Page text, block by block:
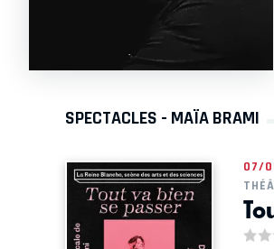
SPECTACLES - MAÏA BRAMI
07/